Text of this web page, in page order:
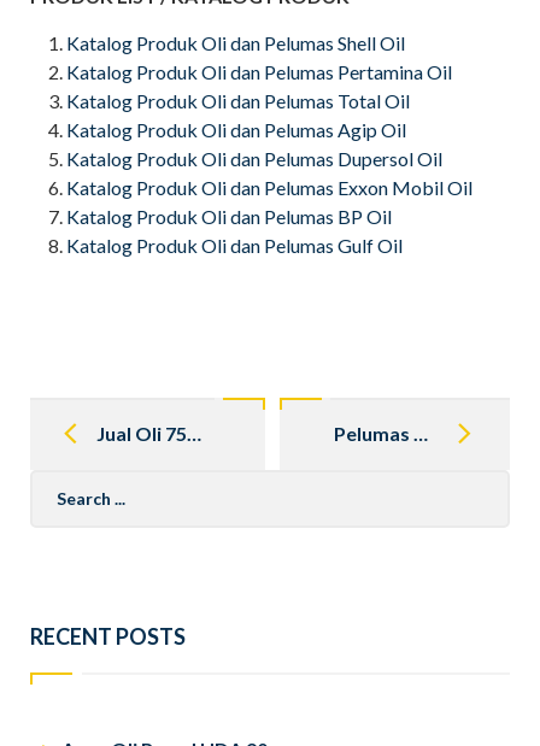
Katalog Produk Oli dan Pelumas Shell Oil
Katalog Produk Oli dan Pelumas Pertamina Oil
Katalog Produk Oli dan Pelumas Total Oil
Katalog Produk Oli dan Pelumas Agip Oil
Katalog Produk Oli dan Pelumas Dupersol Oil
Katalog Produk Oli dan Pelumas Exxon Mobil Oil
Katalog Produk Oli dan Pelumas BP Oil
Katalog Produk Oli dan Pelumas Gulf Oil
navigation
Jual Oli 75W90 Pelumas Oli Terbaik Di Indonesia
for:
RECENT POSTS